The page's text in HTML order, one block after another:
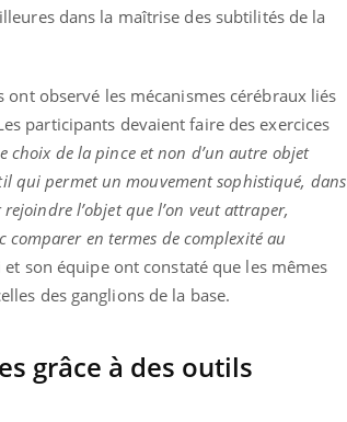
dans la maîtrise des subtilités de la
ont observé les mécanismes cérébraux liés
participants devaient faire des exercices
choix de la pince et non d’un autre objet
qui permet un mouvement sophistiqué, dans
l’objet que l’on veut attraper,
comparer en termes de complexité au
et son équipe ont constaté que les mêmes
des ganglions de la base.
grâce à des outils